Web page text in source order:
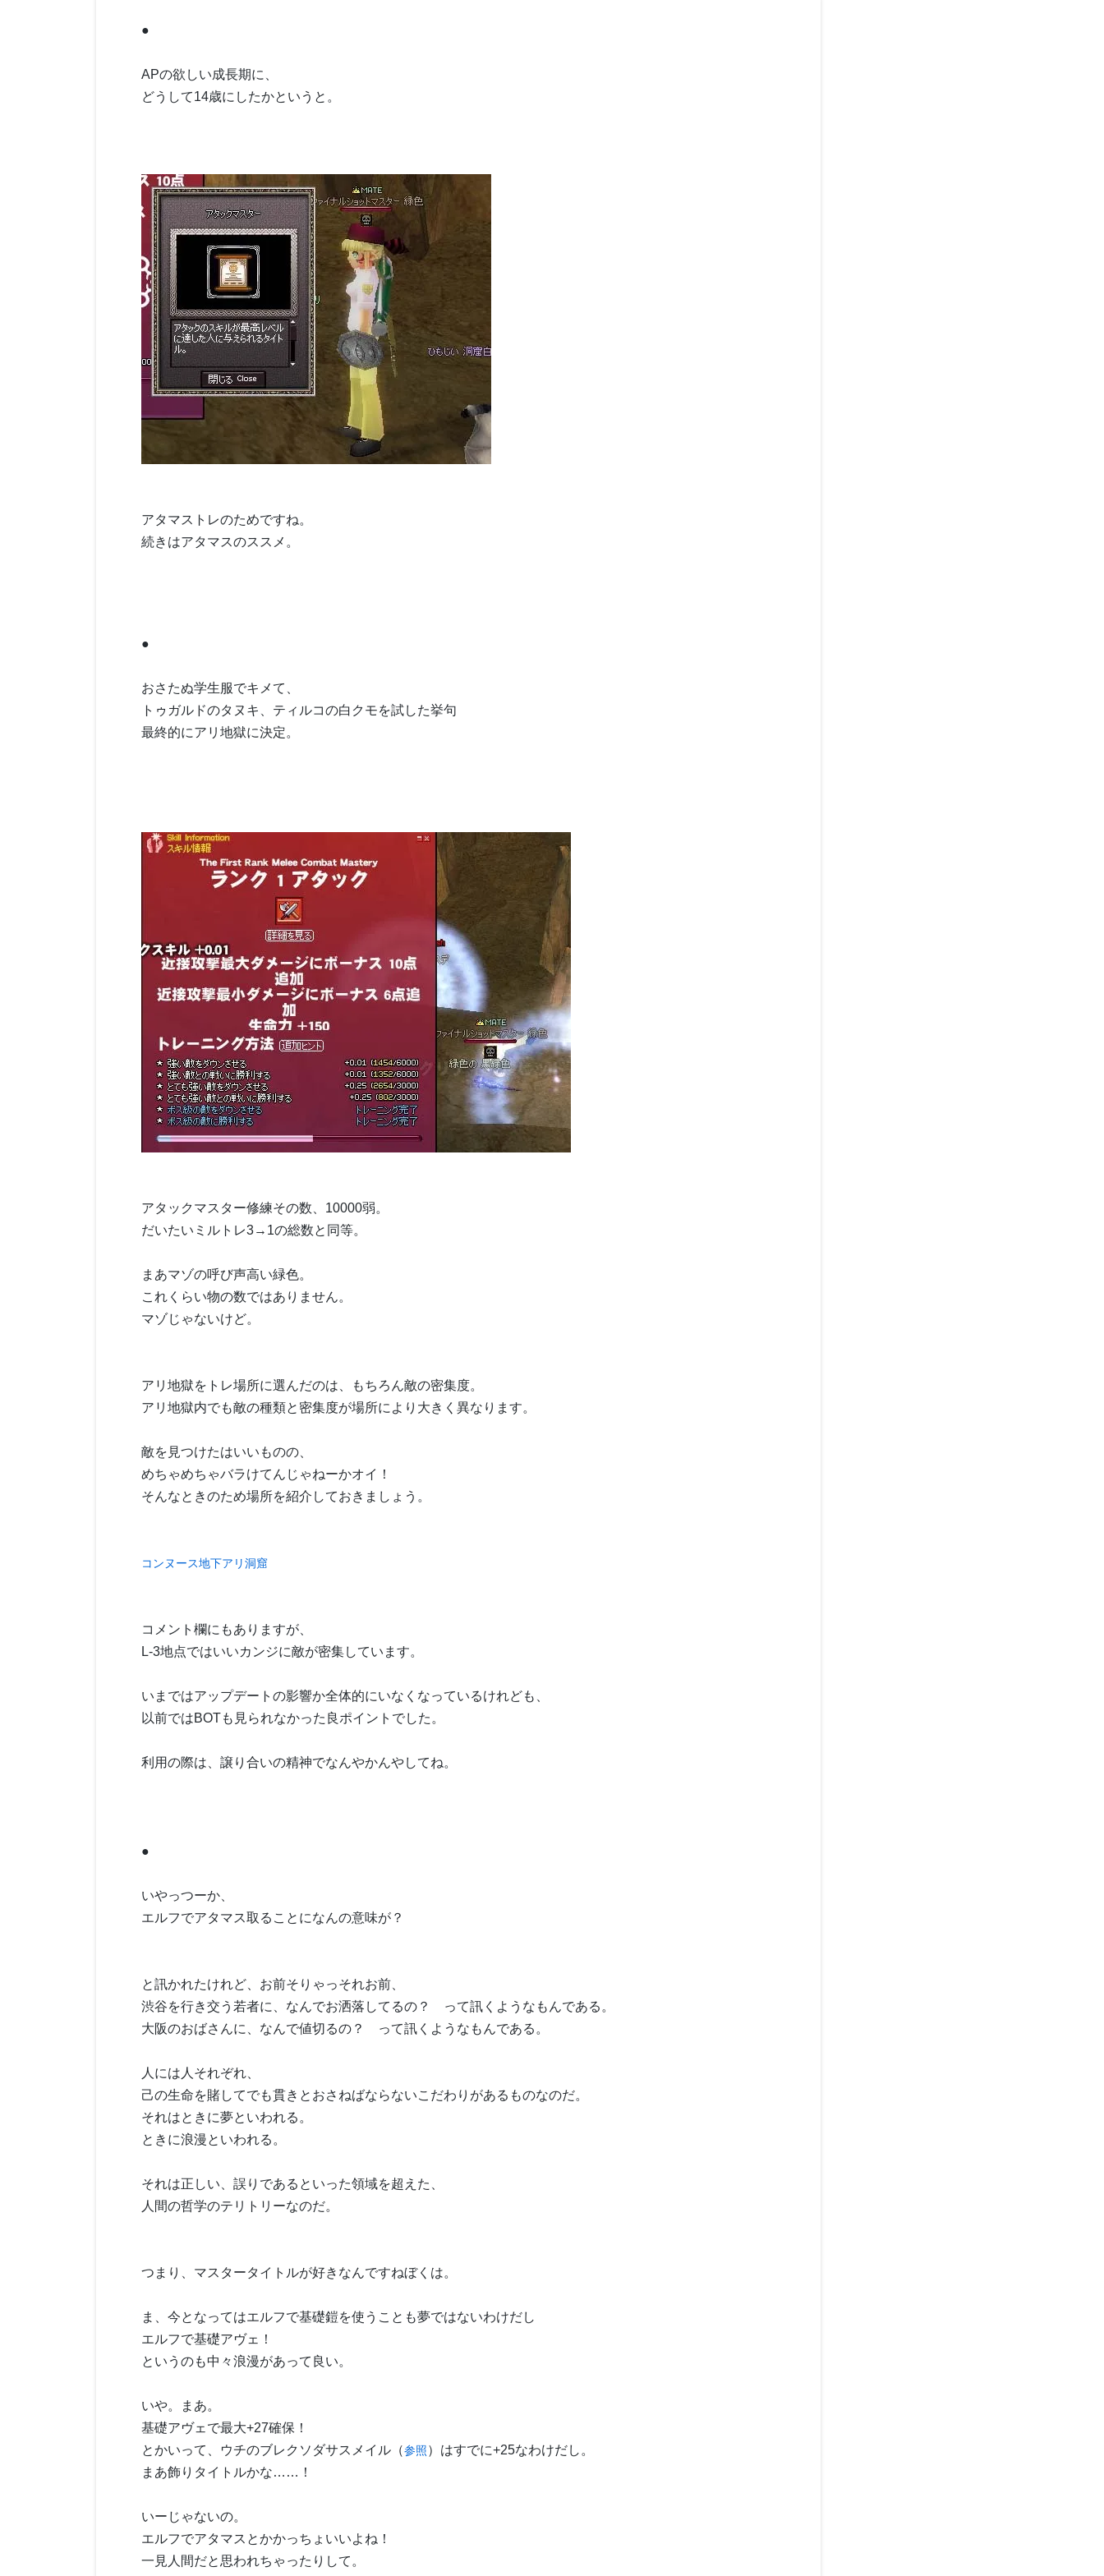
●
APの欲しい成長期に、
どうして14歳にしたかというと。
アタマストレのためですね。
続きはアタマスのススメ。
●
おさたぬ学生服でキメて、
トゥガルドのタヌキ、ティルコの白クモを試した挙句
最終的にアリ地獄に決定。
アタックマスター修練その数、10000弱。
だいたいミルトレ3→1の総数と同等。
まあマゾの呼び声高い緑色。
これくらい物の数ではありません。
マゾじゃないけど。
アリ地獄をトレ場所に選んだのは、もちろん敵の密集度。
アリ地獄内でも敵の種類と密集度が場所により大きく異なります。
敵を見つけたはいいものの、
めちゃめちゃバラけてんじゃねーかオイ！
そんなときのため場所を紹介しておきましょう。
コンヌース地下アリ洞窟
コメント欄にもありますが、
L-3地点ではいいカンジに敵が密集しています。
いまではアップデートの影響か全体的にいなくなっているけれども、
以前ではBOTも見られなかった良ポイントでした。
利用の際は、譲り合いの精神でなんやかんやしてね。
●
いやっつーか、
エルフでアタマス取ることになんの意味が？
と訊かれたけれど、お前そりゃっそれお前、
渋谷を行き交う若者に、なんでお洒落してるの？ って訊くようなもんである。
大阪のおばさんに、なんで値切るの？ って訊くようなもんである。
人には人それぞれ、
己の生命を賭してでも貫きとおさねばならないこだわりがあるものなのだ。
それはときに夢といわれる。
ときに浪漫といわれる。
それは正しい、誤りであるといった領域を超えた、
人間の哲学のテリトリーなのだ。
つまり、マスタータイトルが好きなんですねぼくは。
ま、今となってはエルフで基礎鎧を使うことも夢ではないわけだし
エルフで基礎アヴェ！
というのも中々浪漫があって良い。
いや。まあ。
基礎アヴェで最大+27確保！
とかいって、ウチのブレクソダサスメイル（参照）はすでに+25なわけだし。
まあ飾りタイトルかな……！
いーじゃないの。
エルフでアタマスとかかっちょいいよね！
一見人間だと思われちゃったりして。